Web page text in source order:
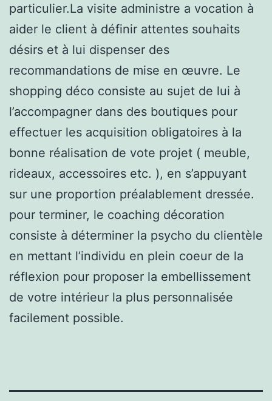
particulier.La visite administre a vocation à
aider le client à définir attentes souhaits
désirs et à lui dispenser des
recommandations de mise en œuvre. Le
shopping déco consiste au sujet de lui à
l’accompagner dans des boutiques pour
effectuer les acquisition obligatoires à la
bonne réalisation de vote projet ( meuble,
rideaux, accessoires etc. ), en s’appuyant
sur une proportion préalablement dressée.
pour terminer, le coaching décoration
consiste à déterminer la psycho du clientèle
en mettant l’individu en plein coeur de la
réflexion pour proposer la embellissement
de votre intérieur la plus personnalisée
facilement possible.